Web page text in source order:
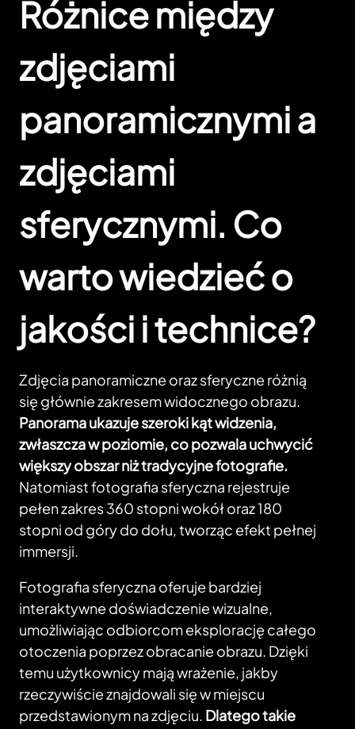
Różnice między
zdjęciami
panoramicznymi a
zdjęciami
sferycznymi. Co
warto wiedzieć o
jakości i technice?
Zdjęcia panoramiczne oraz sferyczne różnią
się głównie zakresem widocznego obrazu.
Panorama ukazuje szeroki kąt widzenia,
zwłaszcza w poziomie, co pozwala uchwycić
większy obszar niż tradycyjne fotografie.
Natomiast fotografia sferyczna rejestruje
pełen zakres 360 stopni wokół oraz 180
stopni od góry do dołu, tworząc efekt pełnej
immersji.
Fotografia sferyczna oferuje bardziej
interaktywne doświadczenie wizualne,
umożliwiając odbiorcom eksplorację całego
otoczenia poprzez obracanie obrazu. Dzięki
temu użytkownicy mają wrażenie, jakby
rzeczywiście znajdowali się w miejscu
przedstawionym na zdjęciu. Dlatego takie